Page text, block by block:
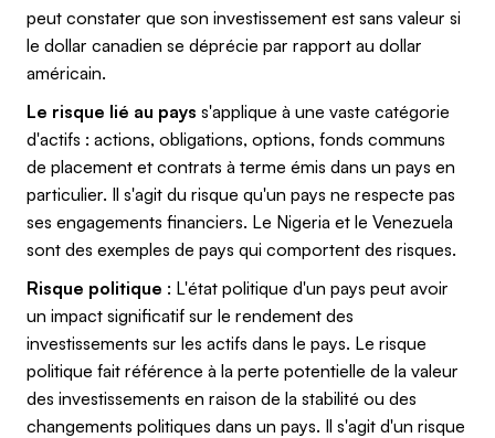
peut constater que son investissement est sans valeur si
le dollar canadien se déprécie par rapport au dollar
américain.
Le risque lié au pays s'applique à une vaste catégorie
d'actifs : actions, obligations, options, fonds communs
de placement et contrats à terme émis dans un pays en
particulier. Il s'agit du risque qu'un pays ne respecte pas
ses engagements financiers. Le Nigeria et le Venezuela
sont des exemples de pays qui comportent des risques.
Risque politique : L'état politique d'un pays peut avoir
un impact significatif sur le rendement des
investissements sur les actifs dans le pays. Le risque
politique fait référence à la perte potentielle de la valeur
des investissements en raison de la stabilité ou des
changements politiques dans un pays. Il s'agit d'un risque